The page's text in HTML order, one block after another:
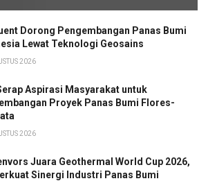
Dorong Pengembangan Panas Bumi
Lewat Teknologi Geosains
2026
Aspirasi Masyarakat untuk
Proyek Panas Bumi Flores-
2026
Juara Geothermal World Cup 2026,
Sinergi Industri Panas Bumi